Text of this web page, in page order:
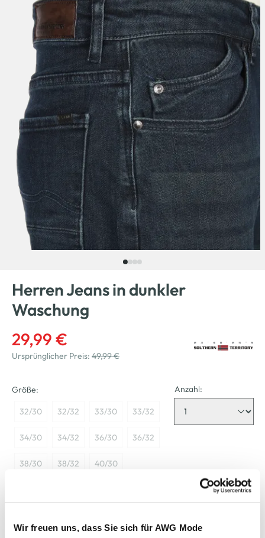
Wir freuen uns, dass Sie sich für AWG Mode
Herren Jeans in dunkler
Waschung
29,99 €
Ursprünglicher Preis: 49,99 €
Größe:
32/30 32/32 33/30 33/32
34/30 34/32 36/30 36/32
38/30 38/32 40/30
Anzahl:
Nicht mehr für den Versand verfügbar